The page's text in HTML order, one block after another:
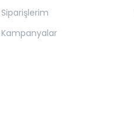
Siparişlerim
Kampanyalar